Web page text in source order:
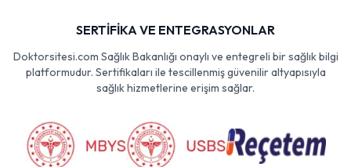
SERTİFİKA VE ENTEGRASYONLAR
Doktorsitesi.com Sağlık Bakanlığı onaylı ve entegreli bir sağlık bilgi
platformudur. Sertifikaları ile tescillenmiş güvenilir altyapısıyla
sağlık hizmetlerine erişim sağlar.